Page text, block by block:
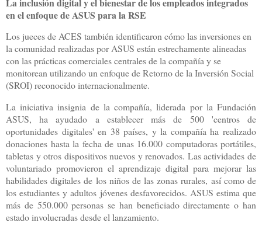
en el enfoque de ASUS para la RSE
Los jueces de ACES también identificaron cómo las inversiones en
la comunidad realizadas por ASUS están estrechamente alineadas
con las prácticas comerciales centrales de la compañía y se
monitorean utilizando un enfoque de Retorno de la Inversión Social
(SROI) reconocido internacionalmente.
La iniciativa insignia de la compañía, liderada por la Fundación
ASUS, ha ayudado a establecer más de 500 'centros de
oportunidades digitales' en 38 países, y la compañía ha realizado
donaciones hasta la fecha de unas 16.000 computadoras portátiles,
tabletas y otros dispositivos nuevos y renovados. Las actividades de
voluntariado promovieron el aprendizaje digital para mejorar las
habilidades digitales de los niños de las zonas rurales, así como de
los estudiantes y adultos jóvenes desfavorecidos. ASUS estima que
más de 550.000 personas se han beneficiado directamente o han
estado involucradas desde el lanzamiento.